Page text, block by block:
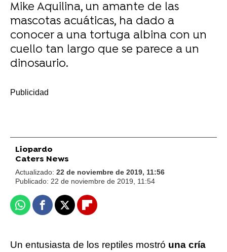
Mike Aquilina, un amante de las
mascotas acuáticas, ha dado a
conocer a una tortuga albina con un
cuello tan largo que se parece a un
dinosaurio.
Liopardo
Caters News
Actualizado: 22 de noviembre de 2019, 11:56
Publicado: 22 de noviembre de 2019, 11:54
WhatsappFacebook
X Flipboard
Un entusiasta de los reptiles mostró una cría